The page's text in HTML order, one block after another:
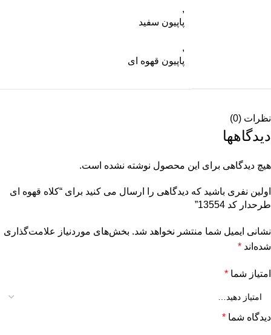
,
پاپیون سفید
,
پاپیون قهوه ای
نظرات (0)
دیدگاهها
هیچ دیدگاهی برای این محصول نوشته نشده است.
اولین نفری باشید که دیدگاهی را ارسال می کنید برای “کلاه قهوه ای
طرحدار کد 13554”
نشانی ایمیل شما منتشر نخواهد شد. بخش‌های موردنیاز علامت‌گذاری
شده‌اند *
امتیاز شما *
دیدگاه شما *